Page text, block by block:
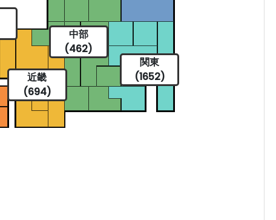
関東
(1652)
中部
(462)
近畿
(694)